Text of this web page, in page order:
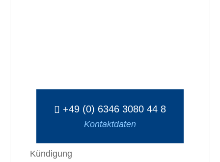
+49 (0) 6346 3080 44 8
Kontaktdaten
Kündigung